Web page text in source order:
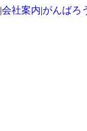
|会社案内|がんばろ